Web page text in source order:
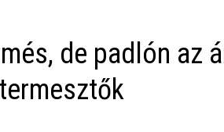
de padlón az